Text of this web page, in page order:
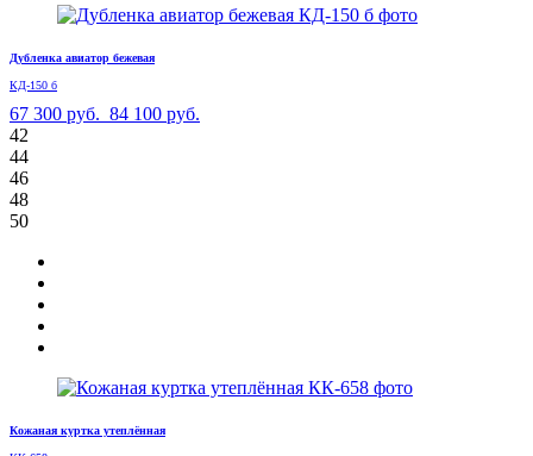
Дубленка авиатор бежевая
КД-150 б
67 300 руб. 84 100 руб.
42
44
46
48
50
Кожаная куртка утеплённая